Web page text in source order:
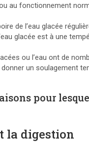
au fonctionnement
de l’eau glacée
glacée est à une
ou l’eau ont de
donner un soulagement
pour
la digestion